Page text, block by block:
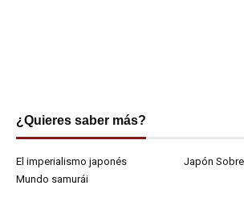
¿Quieres saber más?
El imperialismo japonés
Japón
Mundo samurái